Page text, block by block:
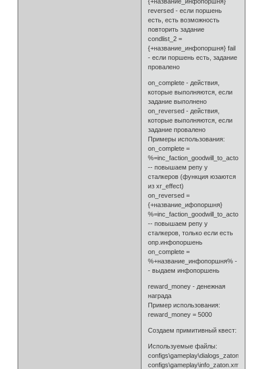
reversed - если поршень
есть, есть возможность
повторить задание
condlist_2 =
{+название_инфопоршня} fail
- если поршень есть, задание
провалено
on_complete - действия,
которые выполняются, если
задание выполнено
on_reversed - действия,
которые выполняются, если
задание провалено
Примеры использования:
on_complete =
-- повышаем репу у
сталкеров (функция юзаются
из xr_effect)
on_reversed =
{+название_ифопоршня}
-- повышаем репу у
сталкеров, только если есть
опр.инфопоршень
on_complete =
%+название_инфопоршня% -
- выдаем инфопоршень
reward_money - денежная
награда
Пример использования:
reward_money = 5000
Создаем примитивный квест:
Используемые файлы:
configs\gameplay\dialogs_zaton.xml
configs\gameplay\info_zaton.xml